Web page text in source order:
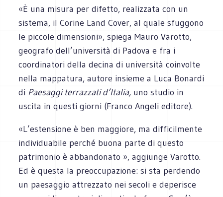
«È una misura per difetto, realizzata con un
sistema, il Corine Land Cover, al quale sfuggono
le piccole dimensioni», spiega Mauro Varotto,
geografo dell’università di Padova e fra i
coordinatori della decina di università coinvolte
nella mappatura, autore insieme a Luca Bonardi
di Paesaggi terrazzati d’Italia, uno studio in
uscita in questi giorni (Franco Angeli editore).
«L’estensione è ben maggiore, ma difficilmente
individuabile perché buona parte di questo
patrimonio è abbandonato », aggiunge Varotto.
Ed è questa la preoccupazione: si sta perdendo
un paesaggio attrezzato nei secoli e deperisce